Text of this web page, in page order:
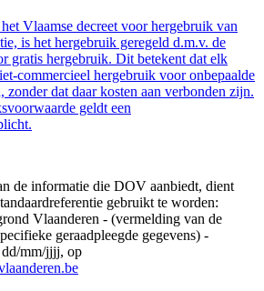
Vlaamse decreet voor hergebruik van
is het hergebruik geregeld d.m.v. de
gratis hergebruik. Dit betekent dat elk
commercieel hergebruik voor onbepaalde
zonder dat daar kosten aan verbonden zijn.
geldt een
de informatie die DOV aanbiedt, dient
gebruikt te worden:
Vlaanderen - (vermelding van de
geraadpleegde gegevens) -
dd/mm/jjjj, op